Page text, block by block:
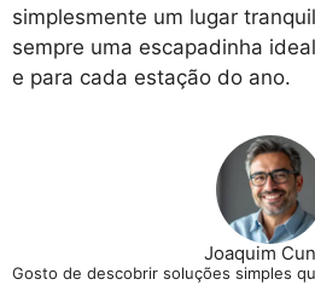
simplesmente um lugar
sempre uma escapadinha
e para cada estação do ano.
Joaquim
Gosto de descobrir soluções simples